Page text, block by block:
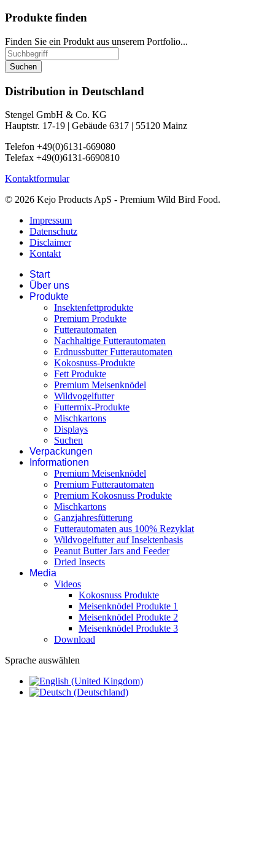
Produkte finden
Finden Sie ein Produkt aus unserem Portfolio...
Suchen
Distribution in Deutschland
Stengel GmbH & Co. KG
Hauptstr. 17-19 | Gebäude 6317 | 55120 Mainz
Telefon +49(0)6131-669080
Telefax +49(0)6131-6690810
Kontaktformular
© 2026 Kejo Products ApS - Premium Wild Bird Food.
Impressum
Datenschutz
Disclaimer
Kontakt
Start
Über uns
Produkte
Insektenfettprodukte
Premium Produkte
Futterautomaten
Nachhaltige Futterautomaten
Erdnussbutter Futterautomaten
Kokosnuss-Produkte
Fett Produkte
Premium Meisenknödel
Wildvogelfutter
Futtermix-Produkte
Mischkartons
Displays
Suchen
Verpackungen
Informationen
Premium Meisenknödel
Premium Futterautomaten
Premium Kokosnuss Produkte
Mischkartons
Ganzjahresfütterung
Futterautomaten aus 100% Rezyklat
Wildvogelfutter auf Insektenbasis
Peanut Butter Jars and Feeder
Dried Insects
Media
Videos
Kokosnuss Produkte
Meisenknödel Produkte 1
Meisenknödel Produkte 2
Meisenknödel Produkte 3
Download
Sprache auswählen